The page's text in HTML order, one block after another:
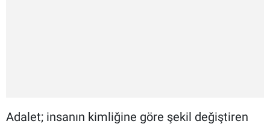
Adalet; insanın kimliğine göre şekil değiştiren